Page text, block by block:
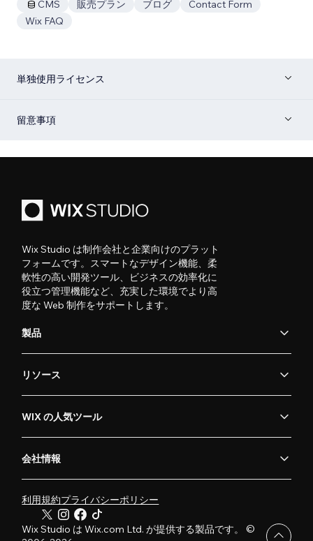
CMS
販売プラン ブログ
Contact Form
Wix FAQ
単独使用ライセンス
留意事項
Wix Studio は制作会社と企業向けのプラット
フォームです。スマートなデザイン機能、柔
軟性の高い開発ツール、ビジネスの効率化に
役立つ管理機能など、充実した環境でより高
度な Web 制作をサポートします。
製品
リソース
WIX の人気ツール
会社情報
利用規約プライバシーポリシー
Wix Studio は Wix.com Ltd. が提供する製品です。 ©